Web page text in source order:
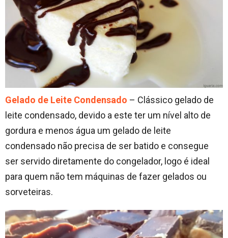
Gelado de Leite Condensado – Clássico gelado de
leite condensado, devido a este ter um nível alto de
gordura e menos água um gelado de leite
condensado não precisa de ser batido e consegue
ser servido diretamente do congelador, logo é ideal
para quem não tem máquinas de fazer gelados ou
sorveteiras.